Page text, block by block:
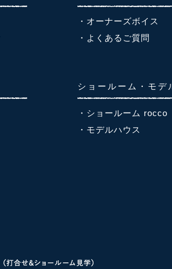
・オーナーズボイス
・よくあるご質問
ショールーム・モデ
・ショールーム rocco
・モデルハウス